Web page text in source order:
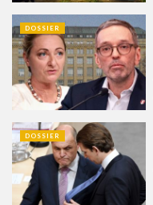
DOSSIER
DOSSIER